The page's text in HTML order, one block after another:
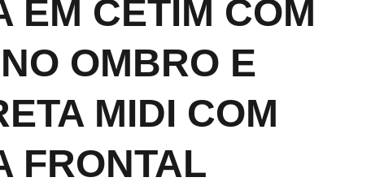
EM CETIM COM
OMBRO E
MIDI COM
FRONTAL